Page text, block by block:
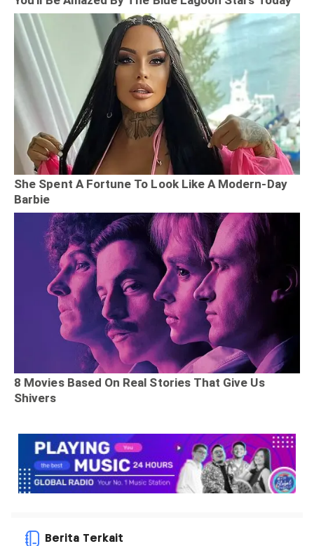
Berita Terkait